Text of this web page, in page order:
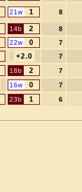
21w 1 8
14b 2 8
22w 0 7
+2.0 7
18b 2 7
16w 0 7
23b 1 6